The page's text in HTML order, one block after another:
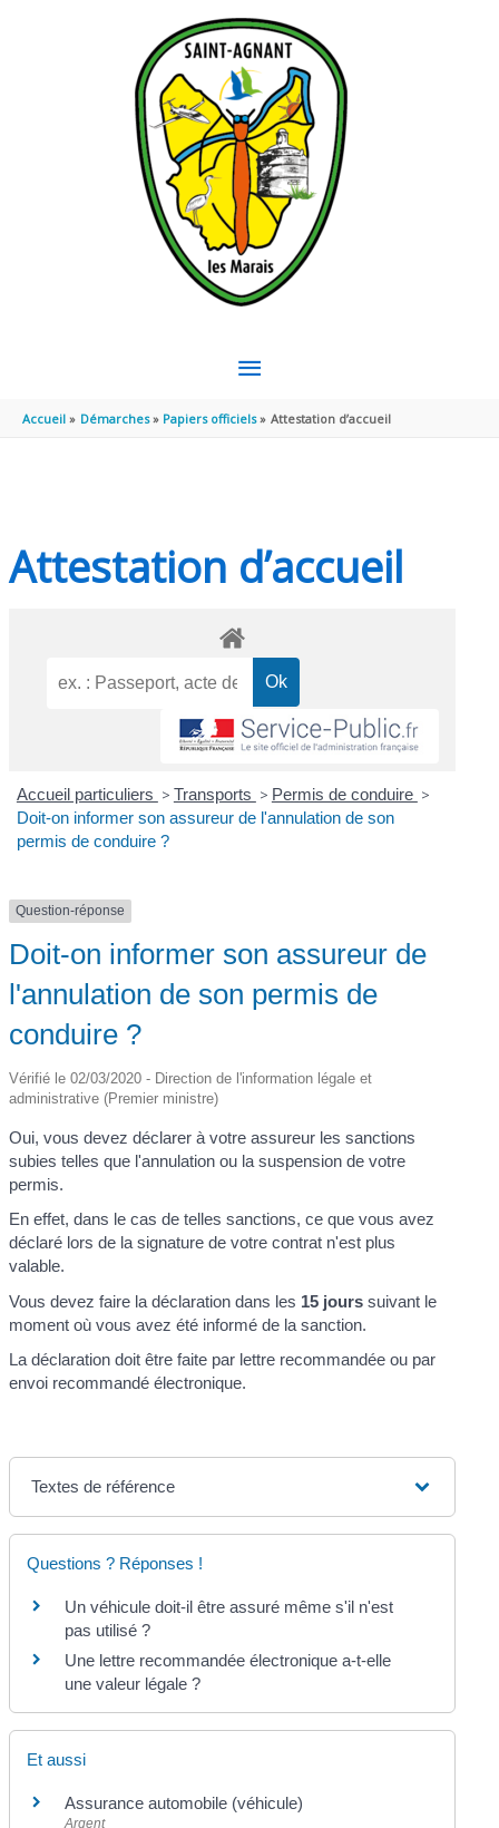
MENU
PRINCIPAL
Accueil Démarches Papiers officiels Attestation d’accueil
Attestation d’accueil
Accueil particuliers > Transports > Permis de conduire >
Doit-on informer son assureur de l'annulation de son
permis de conduire ?
Question-réponse
Doit-on informer son assureur de
l'annulation de son permis de
conduire ?
Vérifié le 02/03/2020 - Direction de l'information légale et
administrative (Premier ministre)
Oui, vous devez déclarer à votre assureur les sanctions
subies telles que l'annulation ou la suspension de votre
permis.
En effet, dans le cas de telles sanctions, ce que vous avez
déclaré lors de la signature de votre contrat n'est plus
valable.
Vous devez faire la déclaration dans les 15 jours suivant le
moment où vous avez été informé de la sanction.
La déclaration doit être faite par lettre recommandée ou par
envoi recommandé électronique.
Textes de référence
Questions ? Réponses !
Un véhicule doit-il être assuré même s'il n'est
pas utilisé ?
Une lettre recommandée électronique a-t-elle
une valeur légale ?
Et aussi
Assurance automobile (véhicule)
Argent